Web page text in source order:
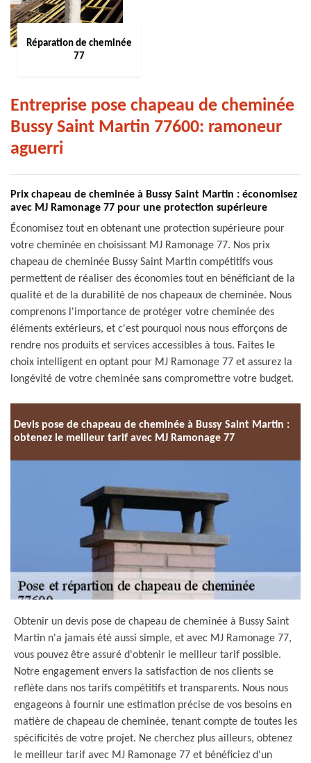
Réparation de cheminée
77
Entreprise pose chapeau de cheminée
Bussy Saint Martin 77600: ramoneur
aguerri
Prix chapeau de cheminée à Bussy Saint Martin : économisez
avec MJ Ramonage 77 pour une protection supérieure
Économisez tout en obtenant une protection supérieure pour
votre cheminée en choisissant MJ Ramonage 77. Nos prix
chapeau de cheminée Bussy Saint Martin compétitifs vous
permettent de réaliser des économies tout en bénéficiant de la
qualité et de la durabilité de nos chapeaux de cheminée. Nous
comprenons l'importance de protéger votre cheminée des
éléments extérieurs, et c'est pourquoi nous nous efforçons de
rendre nos produits et services accessibles à tous. Faites le
choix intelligent en optant pour MJ Ramonage 77 et assurez la
longévité de votre cheminée sans compromettre votre budget.
Devis pose de chapeau de cheminée à Bussy Saint Martin :
obtenez le meilleur tarif avec MJ Ramonage 77
Obtenir un devis pose de chapeau de cheminée à Bussy Saint
Martin n'a jamais été aussi simple, et avec MJ Ramonage 77,
vous pouvez être assuré d'obtenir le meilleur tarif possible.
Notre engagement envers la satisfaction de nos clients se
reflète dans nos tarifs compétitifs et transparents. Nous nous
engageons à fournir une estimation précise de vos besoins en
matière de chapeau de cheminée, tenant compte de toutes les
spécificités de votre projet. Ne cherchez plus ailleurs, obtenez
le meilleur tarif avec MJ Ramonage 77 et bénéficiez d'un